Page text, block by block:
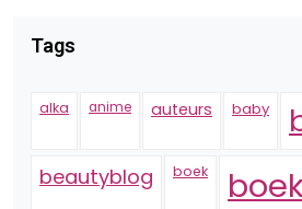
Tags
alka anime auteurs baby
beautyblog boek